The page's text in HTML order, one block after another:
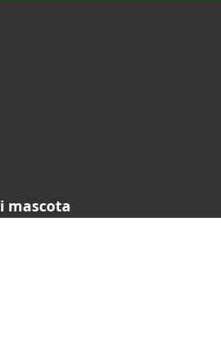
mascota